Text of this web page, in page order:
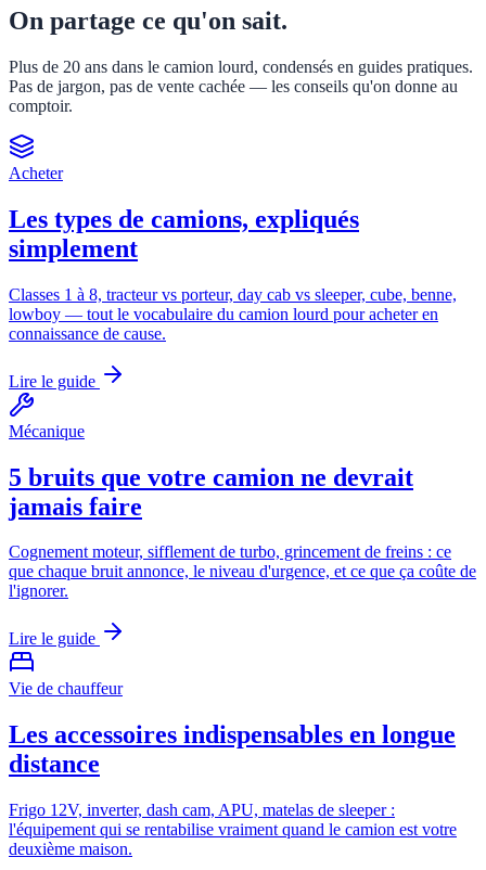
On partage ce qu'on sait.
Plus de 20 ans dans le camion lourd, condensés en guides pratiques.
Pas de jargon, pas de vente cachée — les conseils qu'on donne au
comptoir.
Acheter
Les types de camions, expliqués
simplement
Classes 1 à 8, tracteur vs porteur, day cab vs sleeper, cube, benne,
lowboy — tout le vocabulaire du camion lourd pour acheter en
connaissance de cause.
Lire le guide
Mécanique
5 bruits que votre camion ne devrait
jamais faire
Cognement moteur, sifflement de turbo, grincement de freins : ce
que chaque bruit annonce, le niveau d'urgence, et ce que ça coûte de
l'ignorer.
Lire le guide
Vie de chauffeur
Les accessoires indispensables en longue
distance
Frigo 12V, inverter, dash cam, APU, matelas de sleeper :
l'équipement qui se rentabilise vraiment quand le camion est votre
deuxième maison.